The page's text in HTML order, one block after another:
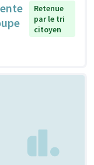
Retenue
par le tri
citoyen